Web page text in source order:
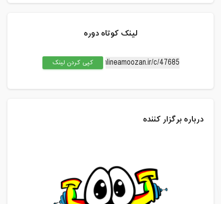
لینک کوتاه دوره
کپی کردن لینک
درباره برگزار کننده